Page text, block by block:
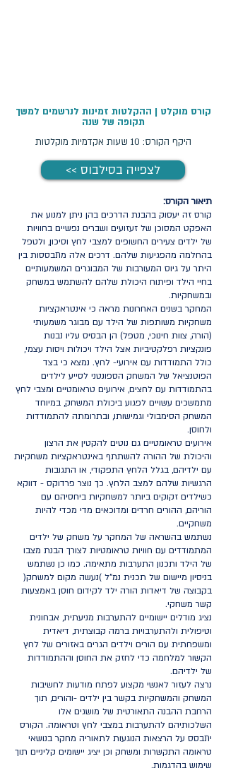
קורס מוקלט | ההקלטות זמינות לנרשמים למשך
תקופה של שנה
היקף הקורס: 10 שעות אקדמיות מוקלטות
<< לצפייה בסילבוס
תיאור הקורס:
קורס זה יעסוק בהבנת הדרכים בהן ניתן למנוע את
האפקט המסוכן של זעזועים ושברים נפשיים בחוויות
של ילדים צעירים החשופים למצבי לחץ וסיכון, ולטפל
בהחלמה מהפגיעות שלהם. דרכים אלה מתבססות בין
היתר על גיוס המעורבות של המבוגרים המשמעותיים
בחיי הילד ופיתוח היכולת שלהם להשתמש במשחק
ובמשחקיות.
המחקר בשנים האחרונות מראה כי אינטראקציות
משחקיות משותפות של הילד עם מבוגר משמעותי
(הורה, צוות חינוכי, מטפל) הן הבסיס עליו נבנות
פונקציות רפלקטיביות אצל הילד ויכולות ויסות עצמי,
כולל התמודדות עם אירועי- לחץ. נמצא כי בצד
הפוטנציאל של המשחק הספונטני לסייע לילדים
בהתמודדות עם לחצים, אירועים טראומטיים ומצבי לחץ
מתמשכים עשויים לפגוע ביכולת המשחק, במיוחד
המשחק הסימבולי וגמישותו, ובתרומתה להתמודדות
ולחוסן.
אירועים טראומטיים גם נוטים להקטין את הרצון
והיכולת של ההורה להשתתף באינטראקציות משחקיות
עם ילדיהם, בגלל הלחץ התפקודי, או התגובות
הרגשיות שלהם למצב הלחץ. כך נוצר פרדוקס - דווקא
כשילדים זקוקים ביותר למשחקיות ביחסיהם עם
הוריהם, ההורים חרדים ומדוכאים מדי מכדי להיות
משחקיים.
נשתמש בהשראה של המחקר על משחק של ילדים
המתמודדים עם חוויות טראומטיות לצורך הבנת מצבו
של הילד ותכנון התערבות מתאימה. כמו כן נשתמש
בניסיון מיישום של תכנית נמ"ל )נעשה מקום למשחק(
בקבוצה של דיאדות הורה ילד לקידום חוסן באמצעות
קשר משחקי.
נציג מודלים יישומיים להתערבות מניעתית, אבחונית
וטיפולית ולהתערבויות ברמה קבוצתית, דיאדית
ומשפחתית עם הורים וילדים הגרים באזורים של לחץ
הקשור למלחמה כדי לחזק את החוסן וההתמודדות
של ילדיהם.
נרצה לעזור לאנשי מקצוע לפתח מודעות לחשיבות
המשחק והמשחקיות בקשר בין ילדים -והורים, תוך
הרחבת ההבנה התאורטית של מושגים אלו
השלכותיהם להתערבות במצבי לחץ וטראומה. הקורס
יתבסס על הרצאות הנוגעות לתאוריה מחקר בנושאי
טראומה התקשרות ומשחק וכן יציג יישומים קליניים תוך
שימוש בהדגמות.